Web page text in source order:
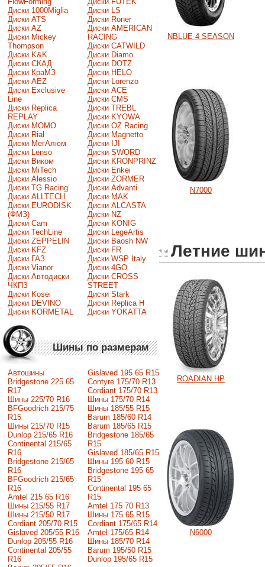
Диски 1000Miglia
Диски ATS
Диски AZ
Диски Mickey
Thompson
Диски K&K
Диски СКАД
Диски КраМЗ
Диски AEZ
Диски Exclusive
Line
Диски Replica
REPLAY
Диски MOMO
Диски Rial
Диски МегАлюм
Диски Lenso
Диски Виком
Диски MiTech
Диски Alessio
Диски TG Racing
Диски ALLTECH
Диски EURODISK
(ФМЗ)
Диски Cam
Диски TechLine
Диски ZEPPELIN
Диски KFZ
Диски ГАЗ
Диски Vianor
Диски Автодиски
ЧКПЗ
Диски Kosei
Диски DEVINO
Диски KORMETAL
Диски LS
Диски Roner
Диски AMERICAN
RACING
Диски CATWILD
Диски Diamo
Диски DOTZ
Диски HELO
Диски Lorenzo
Диски ACE
Диски CMS
Диски TREBL
Диски KYOWA
Диски OZ Racing
Диски Magnetto
Диски IJI
Диски SWORD
Диски KRONPRINZ
Диски Enkei
Диски ZORMER
Диски Advanti
Диски MAK
Диски ALCASTA
Диски NZ
Диски KONIG
Диски LegeArtis
Диски Baosh NW
Диски FR
Диски WSP Italy
Диски 4GO
Диски CROSS
STREET
Диски Stark
Диски Replica H
Диски YOKATTA
Шины по размерам
Автошины
Bridgestone 225 65
R17
Шины 225/70 R16
BFGoodrich 215/75
R15
Шины 215/70 R15
Dunlop 215/65 R16
Continental 215/65
R16
Bridgestone 215/65
R16
BFGoodrich 215/65
R16
Amtel 215 65 R16
Шины 215/55 R17
Шины 215/50 R17
Сordiant 205/70 R15
Gislaved 205/55 R16
Dunlop 205/55 R16
Continental 205/55
R16
Gislaved 195 65 R15
Contyre 175/70 R13
Cordiant 175/70 R13
Шины 175/70 R14
Шины 185/55 R15
Barum 185/60 R14
Barum 185/65 R15
Bridgestone 185/65
R15
Gislaved 185/65 R15
Шины 195 60 R15
Bridgestone 195 65
R15
Continental 195 65
R15
Amtel 175 70 R13
Шины 175 65 R15
Cordiant 175/65 R14
Amtel 175/65 R14
Шины 185/70 R14
Barum 195/50 R15
Dunlop 195/65 R15
NBLUE 4 SEASON
N7000
Летние
ROADIAN HP
N6000